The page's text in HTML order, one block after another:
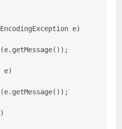
e)
e)